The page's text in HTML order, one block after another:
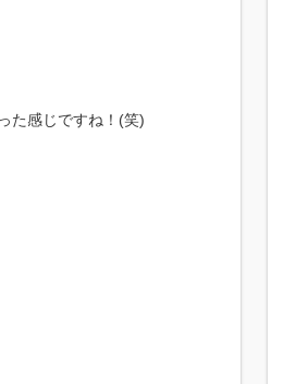
た感じですね！(笑)